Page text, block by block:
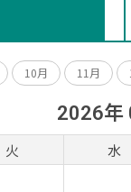
10月 11月
2026年
火 水